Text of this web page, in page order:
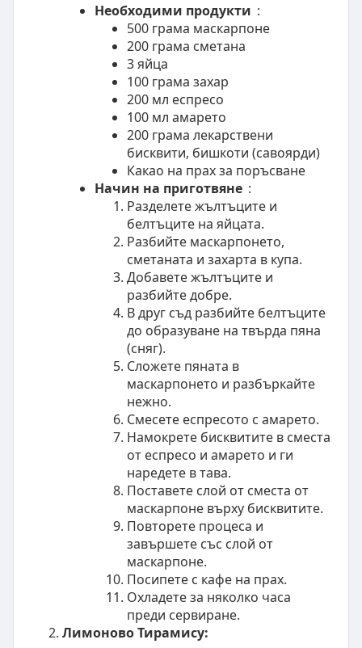
Необходими продукти :
500 грама маскарпоне
200 грама сметана
3 яйца
100 грама захар
200 мл еспресо
100 мл амарето
200 грама лекарствени
бисквити, бишкоти (савоярди)
Какао на прах за поръсване
Начин на приготвяне :
Разделете жълтъците и
белтъците на яйцата.
Разбийте маскарпонето,
сметаната и захарта в купа.
Добавете жълтъците и
разбийте добре.
В друг съд разбийте белтъците
до образуване на твърда пянa
(сняг).
Сложете пяната в
маскарпонето и разбъркайте
нежно.
Смесете еспресото с амарето.
Намокрете бисквитите в сместа
от еспресо и амарето и ги
наредете в тава.
Поставете слой от сместа от
маскарпоне върху бисквитите.
Повторете процеса и
завършете със слой от
маскарпоне.
Посипете с кафе на прах.
Охладете за няколко часа
преди сервиране.
Лимоново Тирамису: